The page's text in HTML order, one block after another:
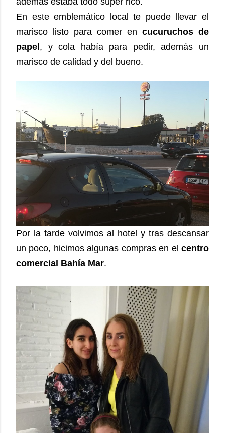
En este emblemático local te puede llevar el
marisco listo para comer en cucuruchos de
papel, y cola había para pedir, además un
marisco de calidad y del bueno.
Por la tarde volvimos al hotel y tras descansar
un poco, hicimos algunas compras en el centro
comercial Bahía Mar.